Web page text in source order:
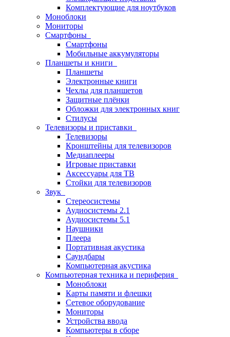
Комплектующие для ноутбуков
Моноблоки
Мониторы
Смартфоны
Смартфоны
Мобильные аккумуляторы
Планшеты и книги
Планшеты
Электронные книги
Чехлы для планшетов
Защитные плёнки
Обложки для электронных книг
Стилусы
Телевизоры и приставки
Телевизоры
Кронштейны для телевизоров
Медиаплееры
Игровые приставки
Аксессуары для ТВ
Стойки для телевизоров
Звук
Стереосистемы
Аудиосистемы 2.1
Аудиосистемы 5.1
Наушники
Плеера
Портативная акустика
Саундбары
Компьютерная акустика
Компьютерная техника и периферия
Моноблоки
Карты памяти и флешки
Сетевое оборудование
Мониторы
Устройства ввода
Компьютеры в сборе